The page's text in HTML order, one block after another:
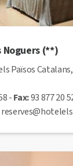
Noguers (**)
Països
-Fax:93 877 20